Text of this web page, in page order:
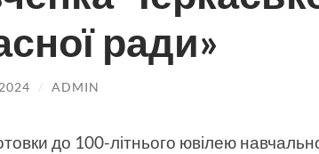
ради»
/ ADMIN
до 100-літнього ювілею